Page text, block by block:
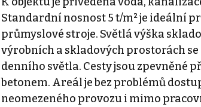
Standardní nosnost 5 t/m² je ideální
průmyslové stroje. Světlá výška
výrobních a skladových prostorách
denního světla. Cesty jsou zpevněné
betonem. Areál je bez problémů
neomezeného provozu i mimo